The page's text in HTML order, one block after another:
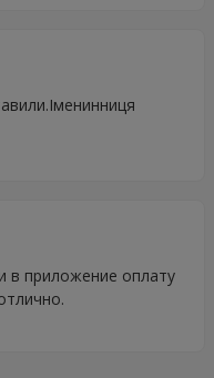
в приложение оплату